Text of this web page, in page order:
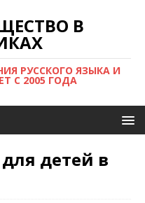
В
РУССКОГО ЯЗЫКА И
С 2005 ГОДА
детей в